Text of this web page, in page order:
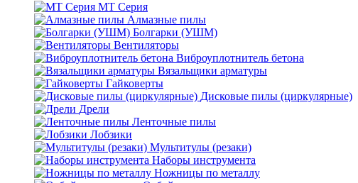
MT Серия
Алмазные пилы
Болгарки (УШМ)
Вентиляторы
Виброуплотнитель бетона
Вязальщики арматуры
Гайковерты
Дисковые пилы (циркулярные)
Дрели
Ленточные пилы
Лобзики
Мультитулы (резаки)
Наборы инструмента
Ножницы по металлу